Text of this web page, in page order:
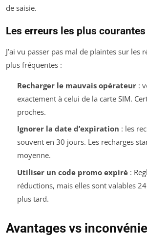
de saisie.
Les erreurs les plus
J’ai vu passer pas mal de plaintes sur les
plus fréquentes :
Recharger le mauvais opérateur:
exactement à celui de la carte SIM.
proches.
Ignorer la date d’expiration : les
souvent en 30 jours. Les recharges
moyenne.
Utiliser un code promo expiré:
réductions, mais elles sont valables
plus tard.
Avantages vs